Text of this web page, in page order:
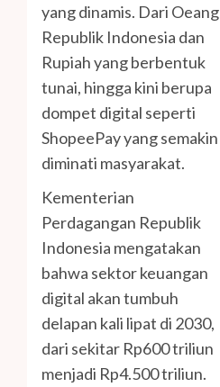
yang dinamis. Dari Oeang
Republik Indonesia dan
Rupiah yang berbentuk
tunai, hingga kini berupa
dompet digital seperti
ShopeePay yang semakin
diminati masyarakat.
Kementerian
Perdagangan Republik
Indonesia mengatakan
bahwa sektor keuangan
digital akan tumbuh
delapan kali lipat di 2030,
dari sekitar Rp600 triliun
menjadi Rp4.500 triliun.